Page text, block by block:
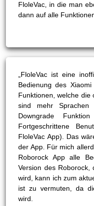
FloleVac, in die man
dann auf alle
„FloleVac ist eine
Bedienung des
Funktionen, welche die
sind mehr
Downgrade
Fortgeschrittene
FloleVac App). Das
der App. Für mich
Roborock App alle
Version des
wird, kann ich zum
ist zu vermuten, da
wird.